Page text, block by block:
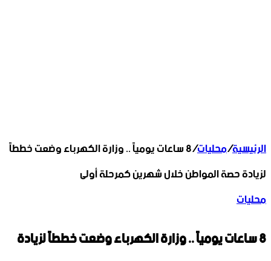
الرئيسية/محليات/ 8 ساعات يومياً .. وزارة الكهرباء وضعت خططاً
لزيادة حصة المواطن خلال شهرين كمرحلة أولى
محليات
8 ساعات يومياً .. وزارة الكهرباء وضعت خططاً لزيادة